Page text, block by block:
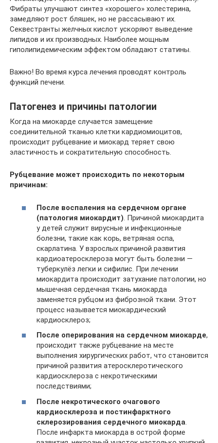
Фибраты улучшают синтез «хорошего» холестерина,
замедляют рост бляшек, но не рассасывают их.
Секвестранты желчных кислот ускоряют выведение
липидов и их производных. Наиболее мощным
гиполипидемическим эффектом обладают статины.
Важно! Во время курса лечения проводят контроль
функций печени.
Патогенез и причины патологии
Когда на миокарде случается замещение
соединительной тканью клетки кардиомиоцитов,
происходит рубцевание и миокард теряет свою
эластичность и сократительную способность.
Рубцевание может происходить по некоторым
причинам:
После воспаления на сердечном органе
(патология миокардит) . Причиной миокардита
у детей служит вирусные и инфекционные
болезни, такие как корь, ветряная оспа,
скарлатина. У взрослых причиной развития
кардиоатеросклероза могут быть болезни —
туберкулёз легки и сифилис. При лечении
миокардита происходит затухание патологии, но
мышечная сердечная ткань миокарда
заменяется рубцом из фиброзной ткани. Этот
процесс называется миокардический
кардиосклероз;
После оперирования на сердечном миокарде,
происходит также рубцевание на месте
выполнения хирургических работ, что становится
причиной развития атеросклеротического
кардиосклероза с некротическими
последствиями;
После некротического очагового
кардиосклероза и постинфарктного
склерозирования сердечного миокарда
После инфаркта миокарда в острой форме